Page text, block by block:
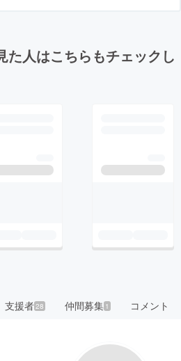
た人はこちらもチェックし
支援者 28 仲間募集 1 コメント